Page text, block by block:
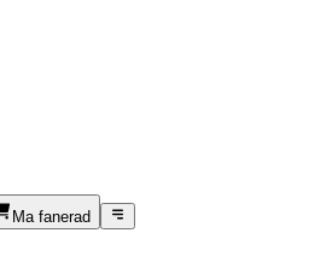
Ma fanerad